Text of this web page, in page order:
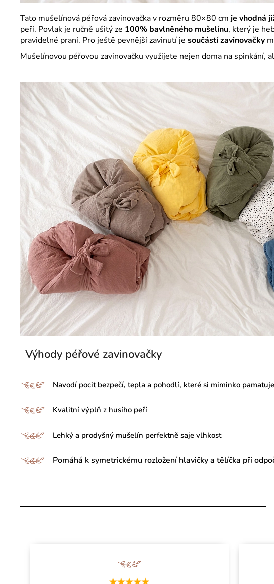
Tato mušelínová péřová zavinovačka v rozměru 80×80 cm je vhodná
peří. Povlak je ručně ušitý ze 100% bavlněného mušelínu, který je
pravidelné praní. Pro ještě pevnější zavinutí je součástí zavinovačky
Mušelínovou péřovou zavinovačku využijete nejen doma na
Výhody péřové zavinovačky
Navodí pocit bezpečí, tepla a pohodlí, které si miminko
Kvalitní výplň z husího peří
Lehký a prodyšný mušelín perfektně saje vlhkost
Pomáhá k symetrickému rozložení hlavičky a tělíčka při